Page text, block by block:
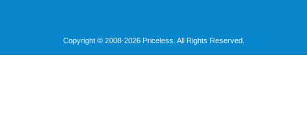
Copyright © 2008-2026 Priceless. All Rights Reserved.